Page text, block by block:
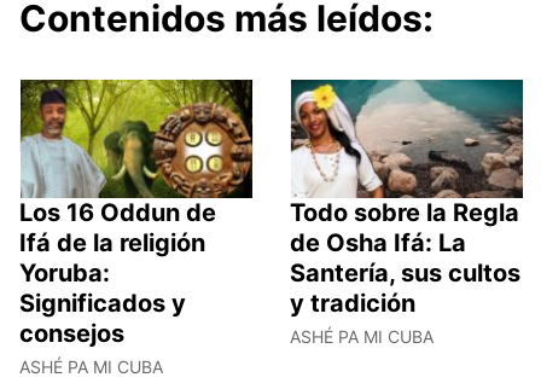
Contenidos más leídos:
Los 16 Oddun de
Ifá de la religión
Yoruba:
Significados y
consejos
ASHÉ PA MI CUBA
Todo sobre la Regla
de Osha Ifá: La
Santería, sus cultos
y tradición
ASHÉ PA MI CUBA